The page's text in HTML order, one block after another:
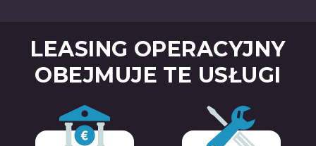
LEASING OPERACYJNY
OBEJMUJE TE USŁUGI